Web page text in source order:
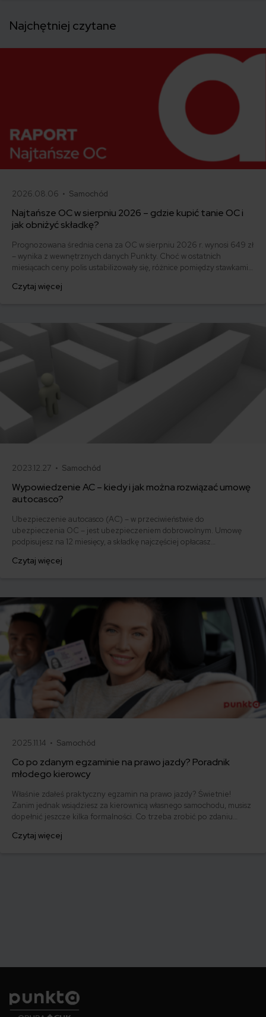
Najchętniej czytane
2026.08.06 • Samochód
Najtańsze OC w sierpniu 2026 – gdzie kupić tanie OC i
jak obniżyć składkę?
Prognozowana średnia cena za OC w sierpniu 2026 r. wynosi 649 zł
– wynika z wewnętrznych danych Punkty. Choć w ostatnich
miesiącach ceny polis ustabilizowały się, różnice pomiędzy stawkami
500 zł, inni – powyżej 1500 zł. Gdzie znaleźć najtańsze OC w Polsce
Czytaj więcej
2023.12.27 • Samochód
Wypowiedzenie AC – kiedy i jak można rozwiązać umowę
autocasco?
Ubezpieczenie autocasco (AC) – w przeciwieństwie do
ubezpieczenia OC – jest ubezpieczeniem dobrowolnym. Umowę
podpisujesz na 12 miesięcy, a składkę najczęściej opłacasz
ofertę lub zdecydowałeś się sprzedać samochód w trakcie trwania
Czytaj więcej
2025.11.14 • Samochód
Co po zdanym egzaminie na prawo jazdy? Poradnik
młodego kierowcy
Właśnie zdałeś praktyczny egzamin na prawo jazdy? Świetnie!
Zanim jednak wsiądziesz za kierownicą własnego samochodu, musisz
dopełnić jeszcze kilka formalności. Co trzeba zrobić po zdaniu
którym szybko załatwisz sprawy urzędowe i będziesz mógł prowadzić
Czytaj więcej